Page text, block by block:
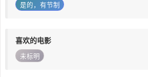
是的，有节制
喜欢的电影
未标明